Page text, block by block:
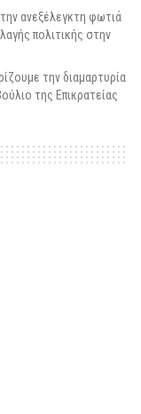
ανεξέλεγκτη φωτιά
πολιτικής στην
την διαμαρτυρία
της Επικρατείας